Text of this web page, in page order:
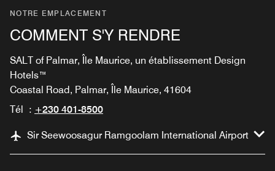
NOTRE EMPLACEMENT
COMMENT S'Y RENDRE
SALT of Palmar, Île Maurice, un établissement Design
Hotels™
Coastal Road, Palmar, Île Maurice, 41604
Tél : +230 401-8500
Sir Seewoosagur Ramgoolam International Airport